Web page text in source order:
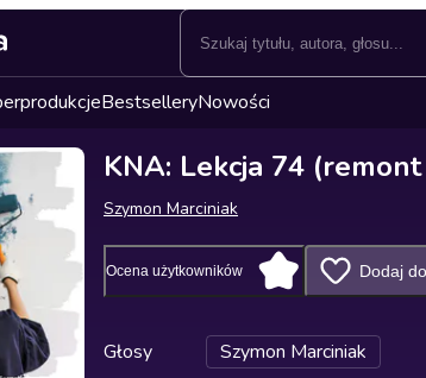
BestselleryNowości
KNA: Lekcja 74
Szymon Marciniak
Ocena użytkowników Dodaj
Głosy
Szymon Marciniak